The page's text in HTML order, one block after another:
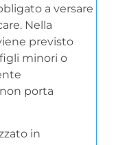
a versare
Nella
previsto
minori o
porta
in